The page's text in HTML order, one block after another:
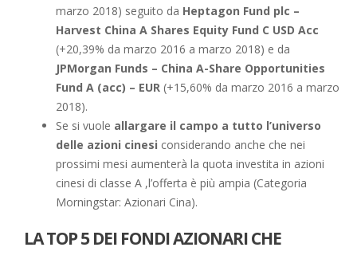
marzo 2018) seguito da Heptagon Fund plc –
Harvest China A Shares Equity Fund C USD Acc
(+20,39% da marzo 2016 a marzo 2018) e da
JPMorgan Funds – China A-Share Opportunities
Fund A (acc) – EUR (+15,60% da marzo 2016 a marzo
2018).
Se si vuole allargare il campo a tutto l’universo
delle azioni cinesi considerando anche che nei
prossimi mesi aumenterà la quota investita in azioni
cinesi di classe A ,l’offerta è più ampia (Categoria
Morningstar: Azionari Cina).
LA TOP 5 DEI FONDI AZIONARI CHE